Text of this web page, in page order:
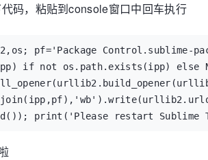
码，粘贴到console窗口中回车执行
pf='Package Control.sublime-
if not os.path.exists(ipp) else
print('Please restart